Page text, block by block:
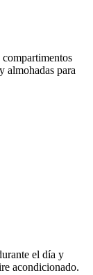
almohadas para
el día y
acondicionado.